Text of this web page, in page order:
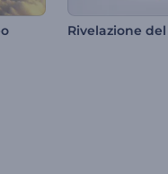
Rivelazione